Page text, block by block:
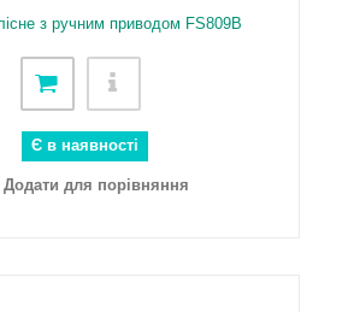
з ручним приводом FS809B
Є в наявності
Додати для порівняння